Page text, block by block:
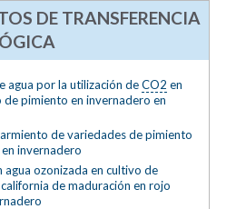
DE TRANSFERENCIA
agua por la utilización deCO2 en
de pimiento en invernadero en
de variedades de pimiento
invernadero
agua ozonizada en cultivo de
de maduración en rojo